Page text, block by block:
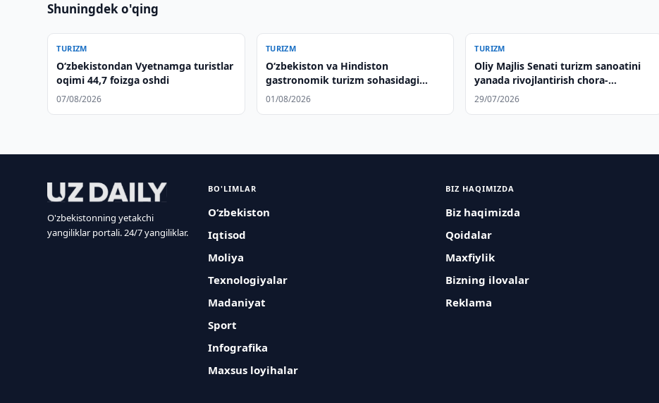
Shuningdek o'qing
TURIZM
O‘zbekistondan Vyetnamga turistlar
oqimi 44,7 foizga oshdi
07/08/2026
TURIZM
Oʻzbekiston va Hindiston
gastronomik turizm sohasidagi
hamkorlikni kengaytirmoqda
01/08/2026
TURIZM
Oliy Majlis Senati turizm sanoatini
yanada rivojlantirish chora-
tadbirlarini muhokama qildi
29/07/2026
O'zbekistonning yetakchi
yangiliklar portali. 24/7 yangiliklar.
BO'LIMLAR
O‘zbekiston
Iqtisod
Moliya
Texnologiyalar
Madaniyat
Sport
Infografika
Maxsus loyihalar
BIZ HAQIMIZDA
Biz haqimizda
Qoidalar
Maxfiylik
Bizning ilovalar
Reklama